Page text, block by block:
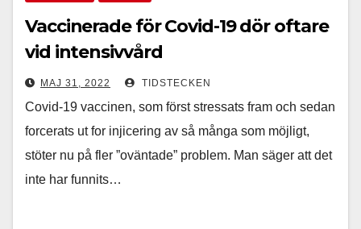
Vaccinerade för Covid-19 dör oftare
vid intensivvård
MAJ 31, 2022 TIDSTECKEN
Covid-19 vaccinen, som först stressats fram och sedan
forcerats ut for injicering av så många som möjligt,
stöter nu på fler ”oväntade” problem. Man säger att det
inte har funnits…